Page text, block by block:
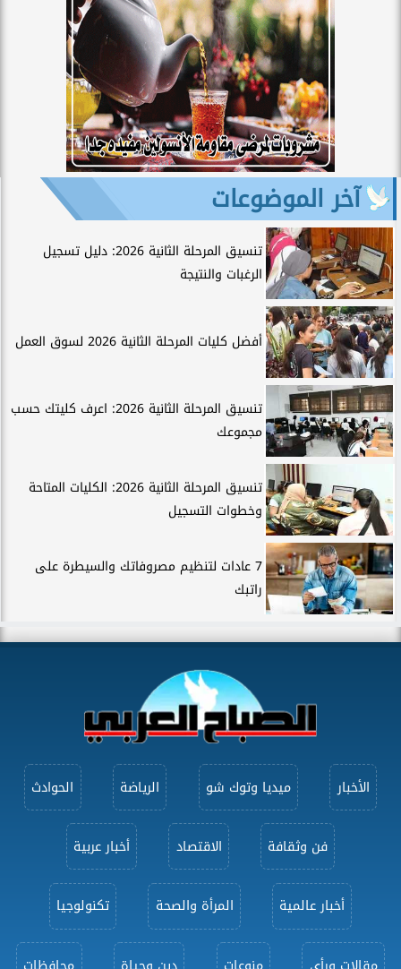
آخر الموضوعات
تنسيق المرحلة الثانية 2026: دليل تسجيل
الرغبات والنتيجة
أفضل كليات المرحلة الثانية 2026 لسوق العمل
تنسيق المرحلة الثانية 2026: اعرف كليتك حسب
مجموعك
تنسيق المرحلة الثانية 2026: الكليات المتاحة
وخطوات التسجيل
7 عادات لتنظيم مصروفاتك والسيطرة على
راتبك
الأخبار ميديا وتوك شو الرياضة الحوادث
فن وثقافة الاقتصاد أخبار عربية
أخبار عالمية المرأة والصحة تكنولوجيا